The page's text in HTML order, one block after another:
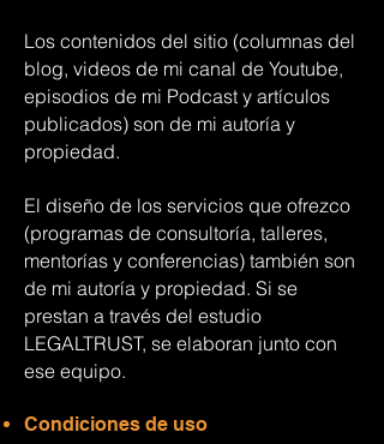
Los contenidos del sitio (columnas del
blog, videos de mi canal de Youtube,
episodios de mi Podcast y artículos
publicados) son de mi autoría y
propiedad.
El diseño de los servicios que ofrezco
(programas de consultoría, talleres,
mentorías y conferencias) también son
de mi autoría y propiedad. Si se
prestan a través del estudio
LEGALTRUST, se elaboran junto con
ese equipo.
Condiciones de uso